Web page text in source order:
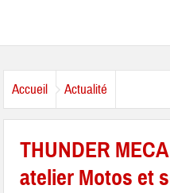
Accueil Actualité
THUNDER
atelier Motos et